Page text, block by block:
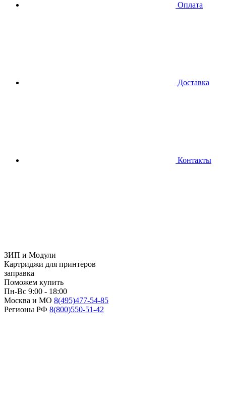
Оплата
Доставка
Контакты
ЗИП и Модули
Картриджи для принтеров
заправка
Поможем купить
Пн-Вс 9:00 - 18:00
Москва и МО 8(495)477-54-85
Регионы РФ 8(800)550-51-42